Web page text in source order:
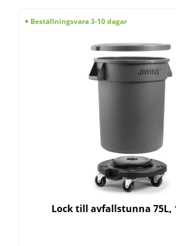
Beställningsvara 3-10 dagar
Lock till avfallstunna 75L,